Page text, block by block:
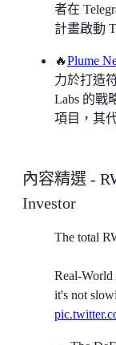
者在
計畫啟動
🔥Plume
力於打造
Labs 的戰
項目，其
內容精選 -
Investor
The total
Real-World
it's not